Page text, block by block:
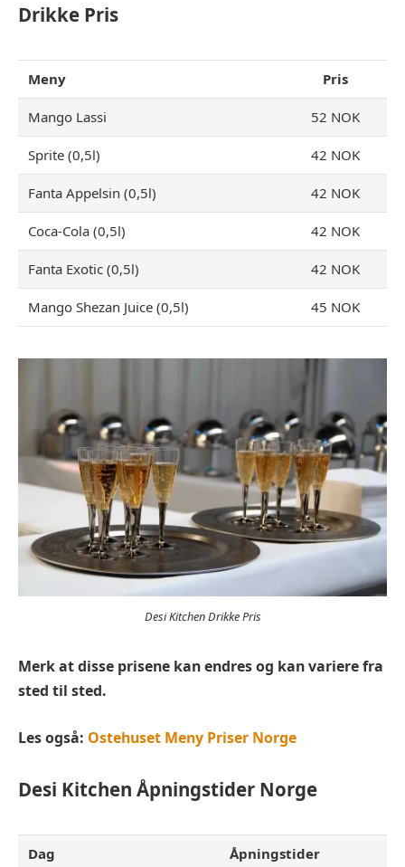
Drikke Pris
Meny Pris
Mango Lassi 52 NOK
Sprite (0,5l) 42 NOK
Fanta Appelsin (0,5l) 42 NOK
Coca-Cola (0,5l) 42 NOK
Fanta Exotic (0,5l) 42 NOK
Mango Shezan Juice (0,5l) 45 NOK
Desi Kitchen Drikke Pris
Merk at disse prisene kan endres og kan variere fra
sted til sted.
Les også: Ostehuset Meny Priser Norge
Desi Kitchen Åpningstider Norge
Dag Åpningstider